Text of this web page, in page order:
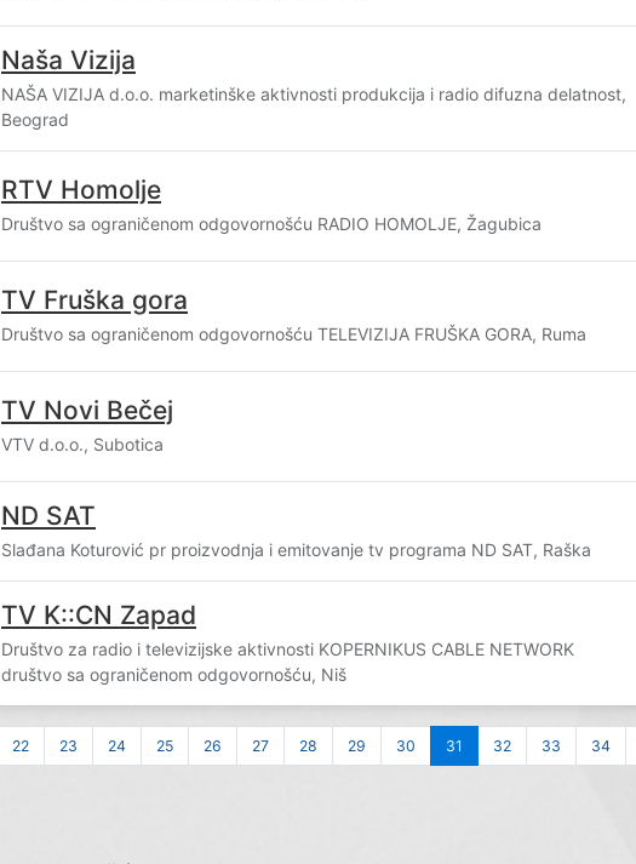
Naša Vizija
NAŠA VIZIJA d.o.o. marketinške aktivnosti produkcija i radio difuzna delatnost,
Beograd
RTV Homolje
Društvo sa ograničenom odgovornošću RADIO HOMOLJE, Žagubica
TV Fruška gora
Društvo sa ograničenom odgovornošću TELEVIZIJA FRUŠKA GORA, Ruma
TV Novi Bečej
VTV d.o.o., Subotica
ND SAT
Slađana Koturović pr proizvodnja i emitovanje tv programa ND SAT, Raška
TV K::CN Zapad
Društvo za radio i televizijske aktivnosti KOPERNIKUS CABLE NETWORK
društvo sa ograničenom odgovornošću, Niš
22 23 24 25 26 27 28 29 30 31 32 33 34